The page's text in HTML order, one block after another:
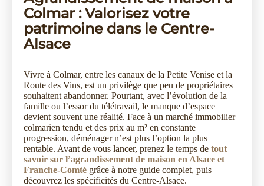
Colmar : Valorisez votre
patrimoine dans le Centre-
Alsace
Vivre à Colmar, entre les canaux de la Petite Venise et la
Route des Vins, est un privilège que peu de propriétaires
souhaitent abandonner. Pourtant, avec l’évolution de la
famille ou l’essor du télétravail, le manque d’espace
devient souvent une réalité. Face à un marché immobilier
colmarien tendu et des prix au m² en constante
progression, déménager n’est plus l’option la plus
rentable. Avant de vous lancer, prenez le temps de tout
savoir sur l’agrandissement de maison en Alsace et
Franche-Comté grâce à notre guide complet, puis
découvrez les spécificités du Centre-Alsace.